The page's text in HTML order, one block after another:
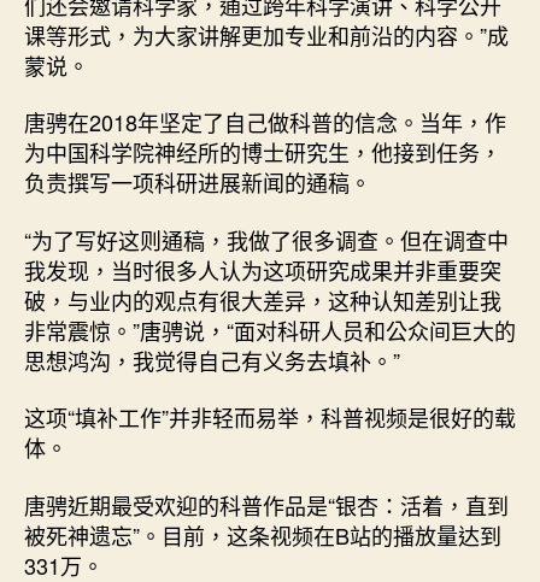
课等形式，为大家讲解更加专业和前沿的内容。”成
蒙说。
唐骋在2018年坚定了自己做科普的信念。当年，作
为中国科学院神经所的博士研究生，他接到任务，
负责撰写一项科研进展新闻的通稿。
“为了写好这则通稿，我做了很多调查。但在调查中
我发现，当时很多人认为这项研究成果并非重要突
破，与业内的观点有很大差异，这种认知差别让我
非常震惊。”唐骋说，“面对科研人员和公众间巨大的
思想鸿沟，我觉得自己有义务去填补。”
这项“填补工作”并非轻而易举，科普视频是很好的载
体。
唐骋近期最受欢迎的科普作品是“银杏：活着，直到
被死神遗忘”。目前，这条视频在B站的播放量达到
331万。